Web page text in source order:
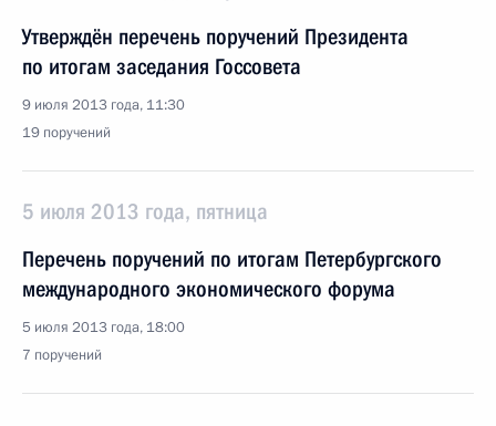
Утверждён перечень поручений Президента
по итогам заседания Госсовета
9 июля 2013 года, 11:30
19 поручений
5 июля 2013 года, пятница
Перечень поручений по итогам Петербургского
международного экономического форума
5 июля 2013 года, 18:00
7 поручений